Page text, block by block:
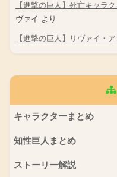
【進撃の巨人】死亡キャラ
ヴァイ より
【進撃の巨人】リヴァイ・
キャラクターまとめ
知性巨人まとめ
ストーリー解説